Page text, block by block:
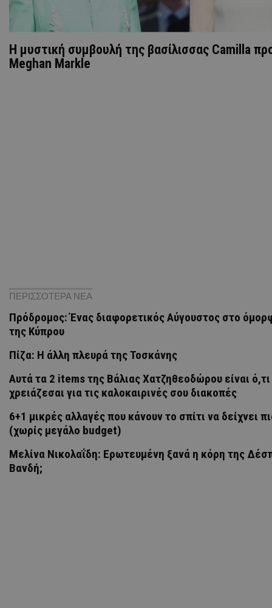
Η μυστική συμβουλή της βασίλισσας Camilla
Meghan Markle
ΠΕΡΙΣΣΟΤΕΡΑ ΝΕΑ
Πρόδρομος: Ένας διαφορετικός Αύγουστος στο
της Κύπρου
Πίζα: Η άλλη πλευρά της Τοσκάνης
Αυτά τα 2 items της Βάλιας Χατζηθεοδώρου είναι ό,τι
χρειάζεσαι για τις καλοκαιρινές σου διακοπές
6+1 μικρές αλλαγές που κάνουν το σπίτι να δείχνει
(χωρίς μεγάλο budget)
Μελίνα Νικολαΐδη: Ερωτευμένη ξανά η κόρη της
Βανδή;